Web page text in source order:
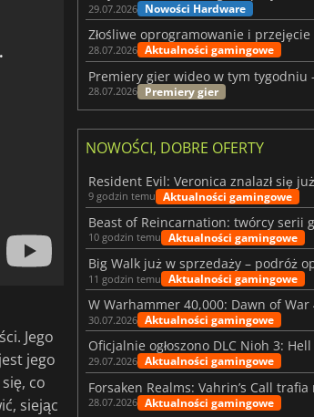
Jego
jego
co
siejąc
29.07.2026 Nowości Hardware
28.07.2026 Aktualności gamingowe
28.07.2026 Premiery gier
NOWOŚCI, DOBRE OFERTY
9 godzin temu Aktualności gamingowe
10 godzin temu Aktualności gamingowe
11 godzin temu Aktualności gamingowe
30.07.2026 Aktualności gamingowe
Oficjalnie ogłoszono DLC Nioh 3:
29.07.2026 Aktualności gamingowe
28.07.2026 Aktualności gamingowe